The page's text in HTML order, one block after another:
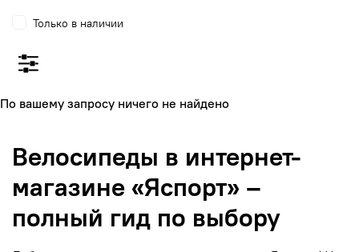
По вашему запросу ничего не найдено
Велосипеды в интернет-
магазине «Яспорт» –
полный гид по выбору
Только в наличии